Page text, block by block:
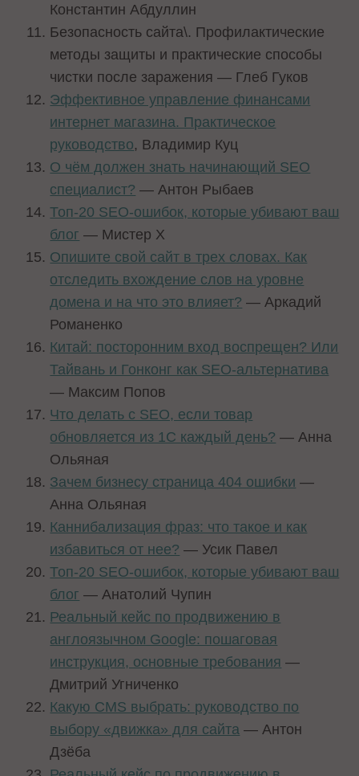
Константин Абдуллин
Безопасность сайта\. Профилактические
методы защиты и практические способы
чистки после заражения — Глеб Гуков
Эффективное управление финансами
интернет магазина. Практическое
руководство, Владимир Куц
О чём должен знать начинающий SEO
специалист? — Антон Рыбаев
Топ-20 SEO-ошибок, которые убивают ваш
блог — Мистер Х
Опишите свой сайт в трех словах. Как
отследить вхождение слов на уровне
домена и на что это влияет? — Аркадий
Романенко
Китай: посторонним вход воспрещен? Или
Тайвань и Гонконг как SEO-альтернатива
— Максим Попов
Что делать с SEO, если товар
обновляется из 1С каждый день? — Анна
Ольяная
Зачем бизнесу страница 404 ошибки —
Анна Ольяная
Каннибализация фраз: что такое и как
избавиться от нее? — Усик Павел
Топ-20 SEO-ошибок, которые убивают ваш
блог — Анатолий Чупин
Реальный кейс по продвижению в
англоязычном Google: пошаговая
инструкция, основные требования —
Дмитрий Угниченко
Какую CMS выбрать: руководство по
выбору «движка» для сайта — Антон
Дзёба